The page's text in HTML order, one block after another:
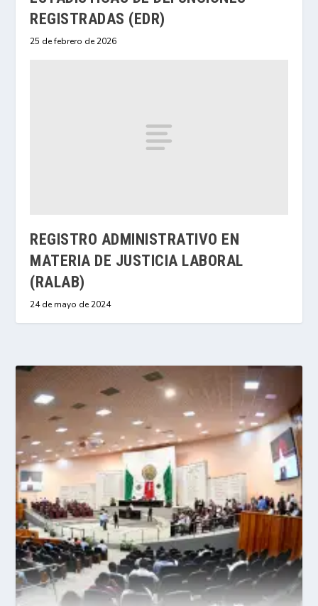
REGISTRADAS (EDR)
25 de febrero de 2026
REGISTRO ADMINISTRATIVO EN
MATERIA DE JUSTICIA LABORAL
(RALAB)
24 de mayo de 2024